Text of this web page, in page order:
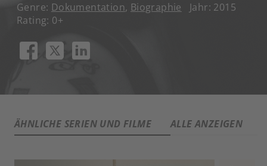
Genre: Dokumentation, Biographie
Jahr: 2015
Rating: 0+
ÄHNLICHE SERIEN UND FILME ALLE ANZEIGEN